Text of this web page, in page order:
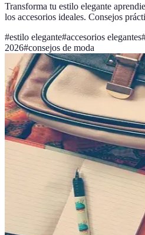
Transforma tu estilo elegante
los accesorios ideales. Consejos
#estilo elegante#accesorios elegantes
2026#consejos de moda